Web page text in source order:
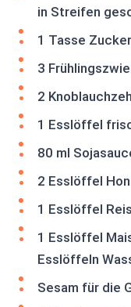
in Streifen
1 Tasse
3
2
1 Esslöffel
80 ml
2 Esslöffel
1 Esslöffel
1 Esslöffel
Esslöffeln
Sesam für die